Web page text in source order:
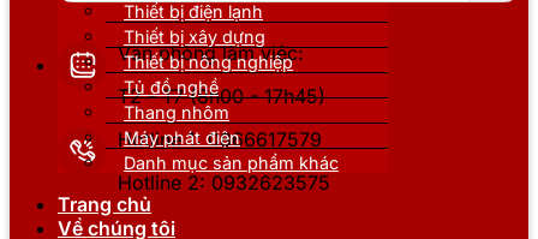
Văn phòng làm việc:
T2 - T7 (8h00 - 17h45)
Hotline 1: 0866617579
Hotline 2: 0932623575
Thiết bị điện lạnh
Thiết bị xây dựng
Thiết bị nông nghiệp
Tủ đồ nghề
Thang nhôm
Máy phát điện
Danh mục sản phẩm khác
Trang chủ
Về chúng tôi